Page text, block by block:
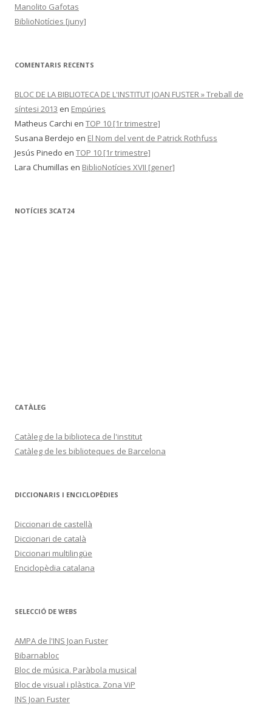
Manolito Gafotas
BiblioNotícies [juny]
COMENTARIS RECENTS
BLOC DE LA BIBLIOTECA DE L'INSTITUT JOAN FUSTER » Treball de
síntesi 2013 en Empúries
Matheus Carchi en TOP 10 [1r trimestre]
Susana Berdejo en El Nom del vent de Patrick Rothfuss
Jesús Pinedo en TOP 10 [1r trimestre]
Lara Chumillas en BiblioNotícies XVII [gener]
NOTÍCIES 3CAT24
CATÀLEG
Catàleg de la biblioteca de l'institut
Catàleg de les biblioteques de Barcelona
DICCIONARIS I ENCICLOPÈDIES
Diccionari de castellà
Diccionari de català
Diccionari multilingüe
Enciclopèdia catalana
SELECCIÓ DE WEBS
AMPA de l'INS Joan Fuster
Bibarnabloc
Bloc de música. Paràbola musical
Bloc de visual i plàstica. Zona ViP
INS Joan Fuster